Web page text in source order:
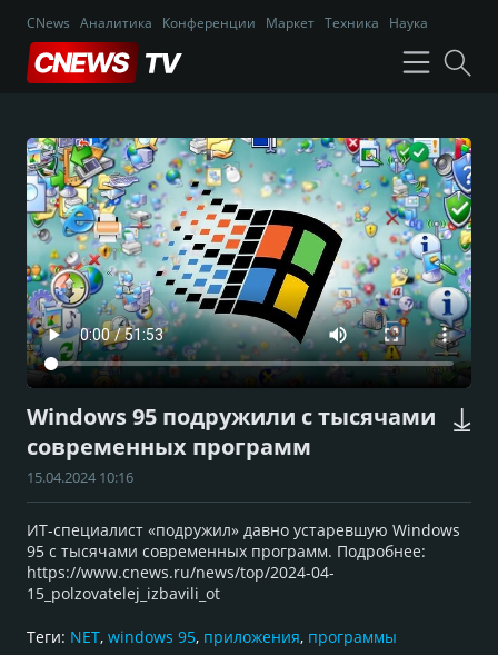
CNews Аналитика Конференции Маркет Техника Наука
Windows 95 подружили с тысячами
современных программ
15.04.2024 10:16
ИТ-специалист «подружил» давно устаревшую Windows
95 с тысячами современных программ. Подробнее:
https://www.cnews.ru/news/top/2024-04-
15_polzovatelej_izbavili_ot
Теги: NET, windows 95, приложения, программы